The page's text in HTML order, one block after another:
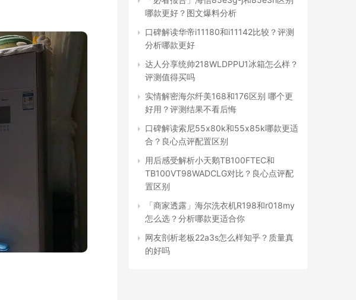
哪款更好？图文爆料分析
口碑解读华帝i11180和i11142比较？评测
分析哪款更好
达人分享统帅218WLDPPU1冰箱怎么样？
评测值得买吗
实情解密海尔纤美168和176区别 哪个更
好用？评测结果不看后悔
口碑解读索尼55x80k和55x85k哪款更适
合？良心点评配置区别
用后感受解析小天鹅TB100FTEC和
TB100VT98WADCLG对比？良心点评配
置区别
「商家透露」海尔洗衣机R198和r018my
怎么选？分析哪款更适合你
网友剖析老板22a3s怎么样知乎？质量真
的好吗